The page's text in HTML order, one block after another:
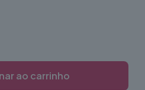
ao carrinho